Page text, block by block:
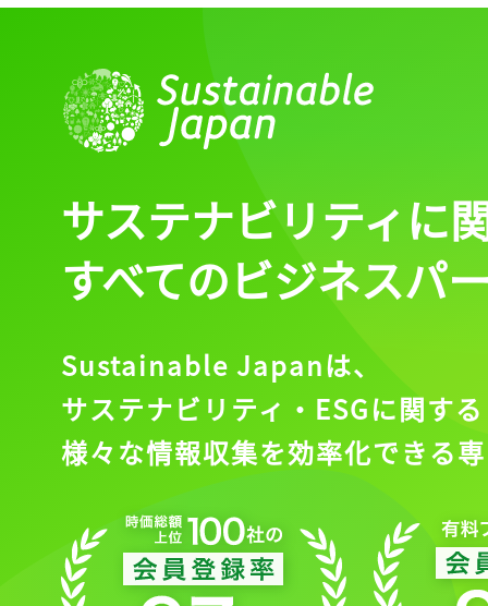
記事をお気に入りに
ログインが必
サステナビリティに
すべてのビジネスパ
Sustainable Japanは、
サステナビリティ・ESGに関する
様々な情報収集を効率化できる